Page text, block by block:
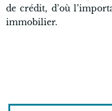
de crédit, d’où
immobilier.